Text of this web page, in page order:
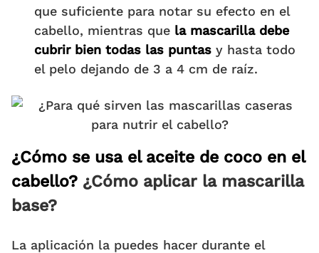
que suficiente para notar su efecto en el
cabello, mientras que la mascarilla debe
cubrir bien todas las puntas y hasta todo
el pelo dejando de 3 a 4 cm de raíz.
¿Cómo se usa el aceite de coco en el
cabello? ¿Cómo aplicar la mascarilla
base?
La aplicación la puedes hacer durante el